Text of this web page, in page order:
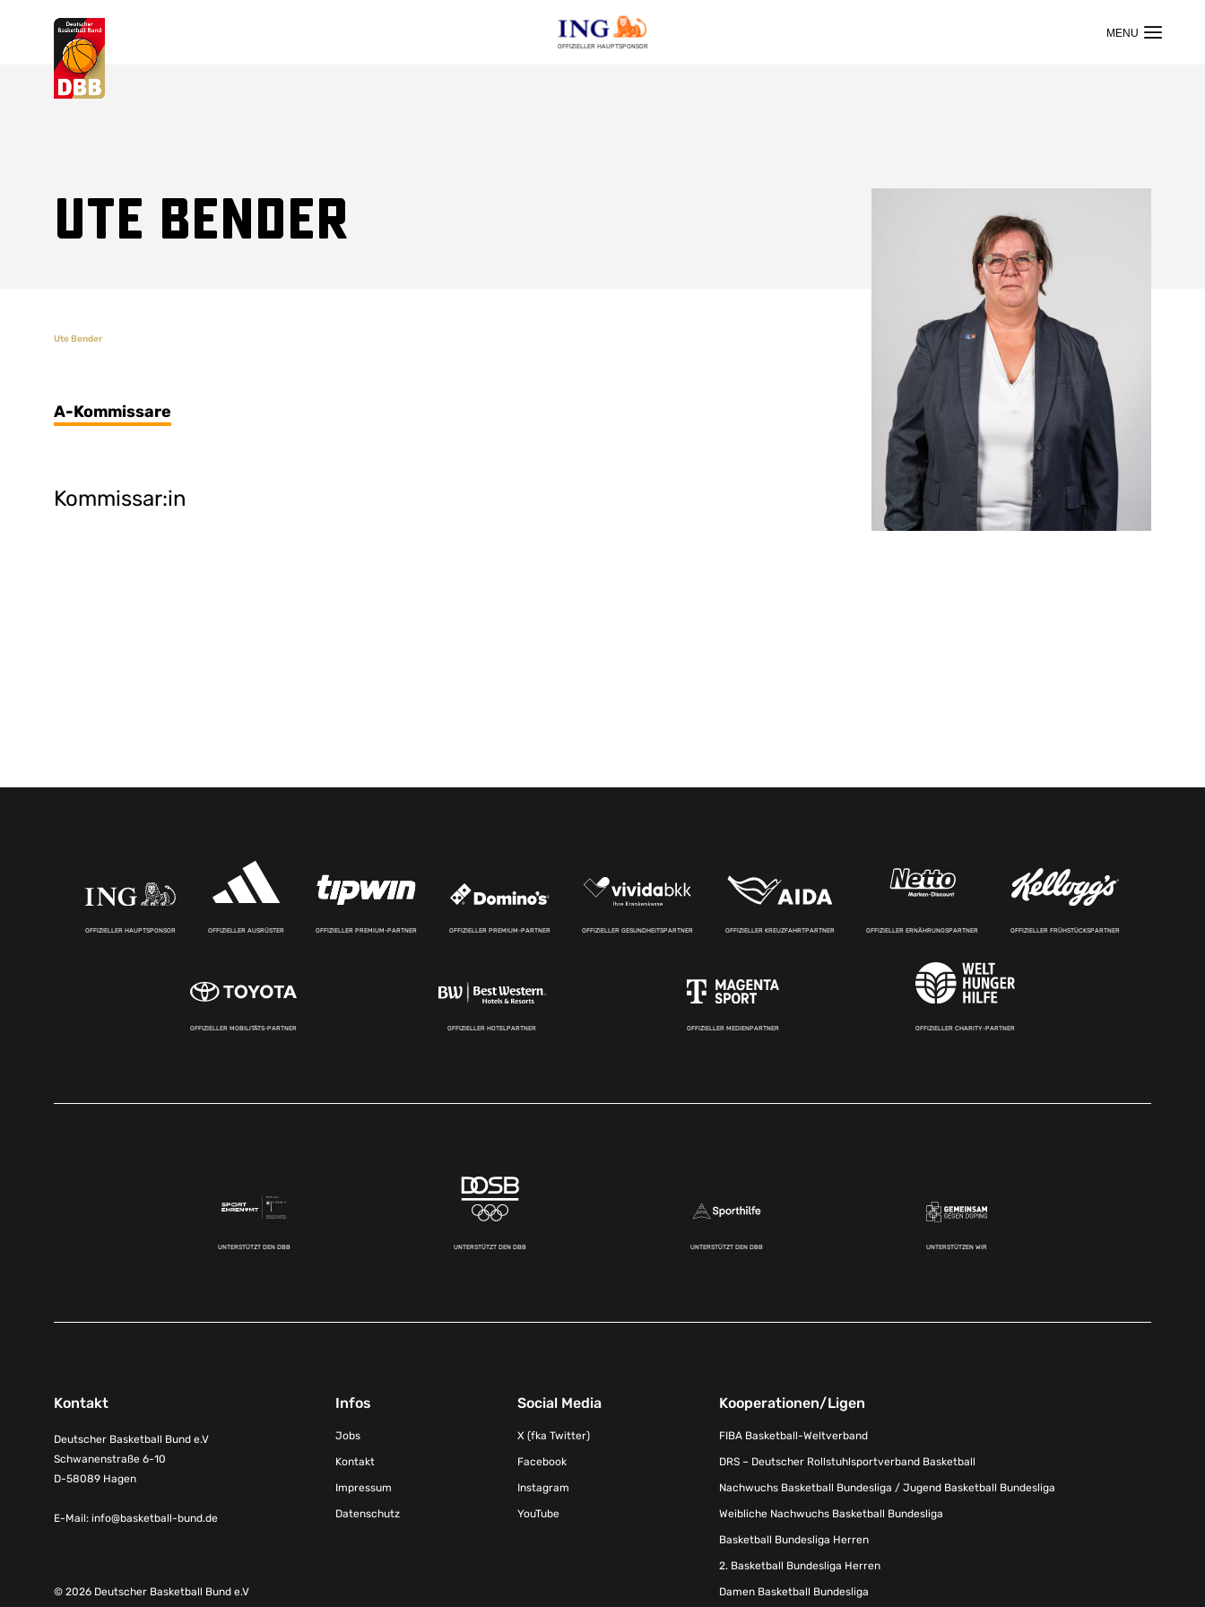
OFFIZIELLER HAUPTSPONSOR
Suchvorschläge
Ute Bender
Ute Bender
A-Kommissare
Kommissar:in
OFFIZIELLER HAUPTSPONSOR OFFIZIELLER AUSRÜSTER OFFIZIELLER PREMIUM-PARTNER OFFIZIELLER PREMIUM-PARTNER OFFIZIELLER GESUNDHEITSPARTNER OFFIZIELLER KREUZFAHRTPARTNER OFFIZIELLER ERNÄHRUNGSPARTNER OFFIZIELLER FRÜHSTÜCKSPARTNER
OFFIZIELLER MOBILITÄTS-PARTNER OFFIZIELLER HOTELPARTNER OFFIZIELLER MEDIENPARTNER OFFIZIELLER CHARITY-PARTNER
UNTERSTÜTZT DEN DBB UNTERSTÜTZT DEN DBB UNTERSTÜTZT DEN DBB UNTERSTÜTZEN WIR
Kontakt
Deutscher Basketball Bund e.V
Schwanenstraße 6-10
D-58089 Hagen
E-Mail: info@basketball-bund.de
Infos
Jobs
Kontakt
Impressum
Datenschutz
Social Media
X (fka Twitter)
Facebook
Instagram
YouTube
Kooperationen/Ligen
FIBA Basketball-Weltverband
DRS – Deutscher Rollstuhlsportverband Basketball
Nachwuchs Basketball Bundesliga / Jugend Basketball Bundesliga
Weibliche Nachwuchs Basketball Bundesliga
Basketball Bundesliga Herren
2. Basketball Bundesliga Herren
Damen Basketball Bundesliga
© 2026 Deutscher Basketball Bund e.V